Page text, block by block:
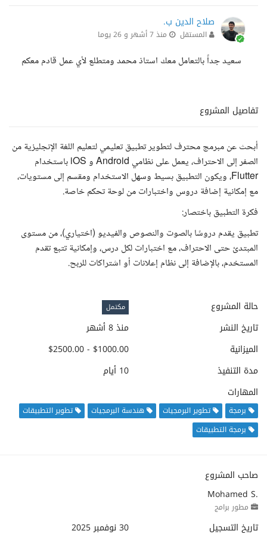
صلاح الدين ب.
المستقل منذ 7 أشهر و 26 يوما
سعيد جداً بالتعامل معك استاذ محمد ومتطلع لأي عمل قادم معكم
تفاصيل المشروع
أبحث عن مبرمج محترف لتطوير تطبيق تعليمي لتعليم اللغة الإنجليزية من
الصفر إلى الاحتراف، يعمل على نظامي Android و iOS باستخدام
Flutter، ويكون التطبيق بسيط وسهل الاستخدام ومقسم إلى مستويات،
مع إمكانية إضافة دروس واختبارات من لوحة تحكم خاصة.
فكرة التطبيق باختصار:
تطبيق يقدم دروسًا بالصوت والنصوص والفيديو (اختياري)، من مستوى
المبتدئ حتى الاحتراف، مع اختبارات لكل درس، وإمكانية تتبع تقدم
المستخدم، بالإضافة إلى نظام إعلانات أو اشتراكات للربح.
حالة المشروع مكتمل
تاريخ النشر
منذ 8 أشهر
الميزانية
$1000.00 - $2500.00
مدة التنفيذ
10 أيام
المهارات
برمجة تطوير البرمجيات هندسة البرمجيات
تطوير التطبيقات
برمجة التطبيقات
صاحب المشروع
Mohamed S.
مطور برامج
تاريخ التسجيل
30 نوفمبر 2025